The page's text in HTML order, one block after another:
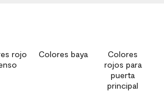
rojo
Colores baya
Colores
rojos para
puerta
principal